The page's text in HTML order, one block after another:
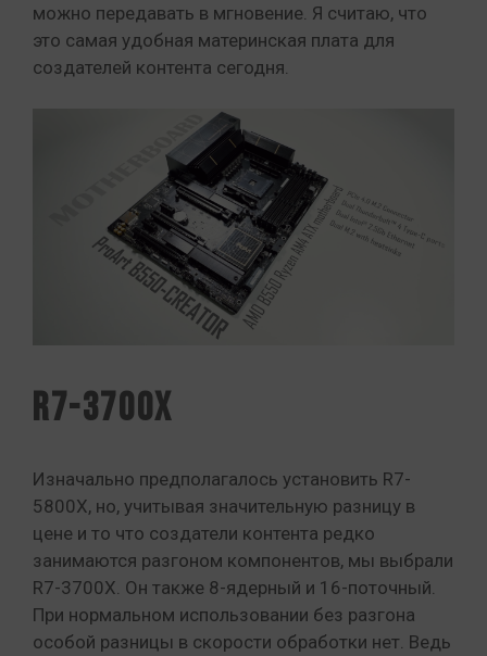
можно передавать в мгновение. Я считаю, что
это самая удобная материнская плата для
создателей контента сегодня.
R7-3700X
Изначально предполагалось установить R7-
5800X, но, учитывая значительную разницу в
цене и то что создатели контента редко
занимаются разгоном компонентов, мы выбрали
R7-3700X. Он также 8-ядерный и 16-поточный.
При нормальном использовании без разгона
особой разницы в скорости обработки нет. Ведь